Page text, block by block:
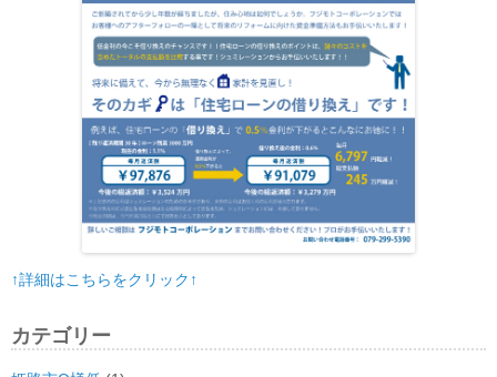
↑詳細はこちらをクリック↑
カテゴリー